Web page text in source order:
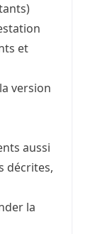
et
version
aussi
décrites,
la